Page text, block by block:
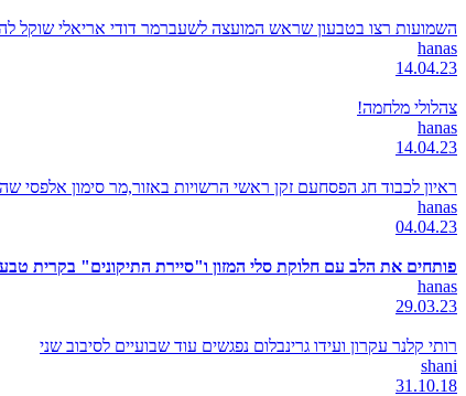
השמועות רצו בטבעון שראש המועצה לשעברמר דודי אריאלי שוקל
hanas
14.04.23
צהלולי מלחמה!
hanas
14.04.23
ראיון לכבוד חג הפסחעם זקן ראשי הרשויות באזור,מר סימון
hanas
04.04.23
פותחים את הלב עם חלוקת סלי המזון ו"סיירת התיקונים" בקרית
hanas
29.03.23
רותי קלנר עקרון ועידו גרינבלום נפגשים עוד שבועיים לסיבוב שני
shani
31.10.18